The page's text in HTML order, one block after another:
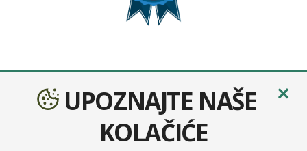
Sava osiguranjeje moderno osigurateljno društvo
nastalo udruživanjem četiri europska osiguratelja:
Velebit osiguranje, Velebit životno osiguranje,
✕
UPOZNAJTE NAŠE
KOLAČIĆE